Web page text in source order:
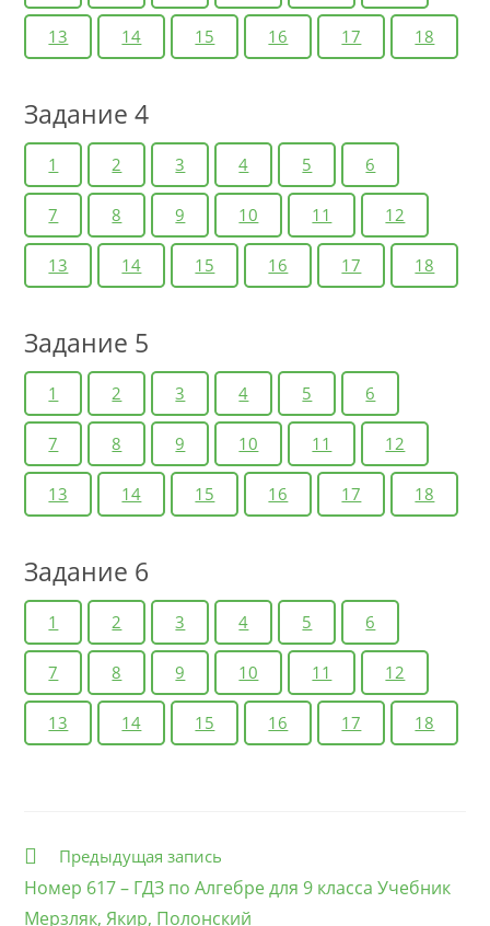
13 14 15 16 17 18
Задание 4
1 2 3 4 5 6
7 8 9 10 11 12
13 14 15 16 17 18
Задание 5
1 2 3 4 5 6
7 8 9 10 11 12
13 14 15 16 17 18
Задание 6
1 2 3 4 5 6
7 8 9 10 11 12
13 14 15 16 17 18
Еще
Предыдущая запись
Номер 617 – ГДЗ по Алгебре для 9 класса Учебник
Мерзляк, Якир, Полонский